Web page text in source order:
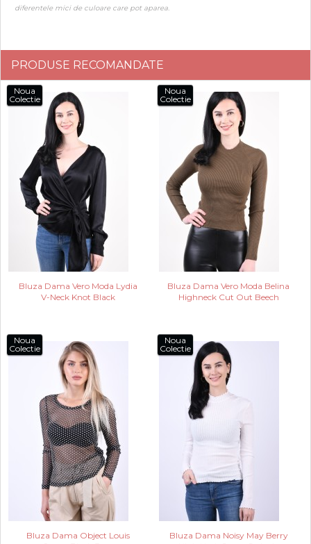
diferentele mici de culoare care pot aparea.
PRODUSE RECOMANDATE
Noua
Colectie
Bluza Dama Vero Moda Lydia
V-Neck Knot Black
Noua
Colectie
Bluza Dama Vero Moda Belina
Highneck Cut Out Beech
Noua
Colectie
Bluza Dama Object Louis
Noua
Colectie
Bluza Dama Noisy May Berry